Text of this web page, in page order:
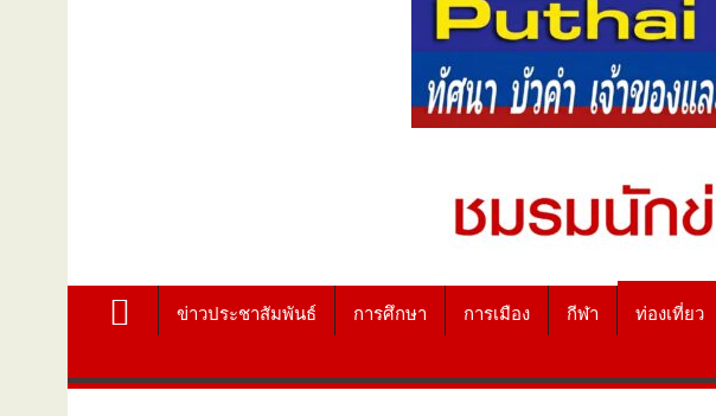
ข่าวประชาสัมพันธ์ การศึกษา การเมือง กีฬา ท่องเที่ยว